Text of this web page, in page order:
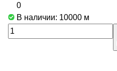
0
В наличии: 10000 м